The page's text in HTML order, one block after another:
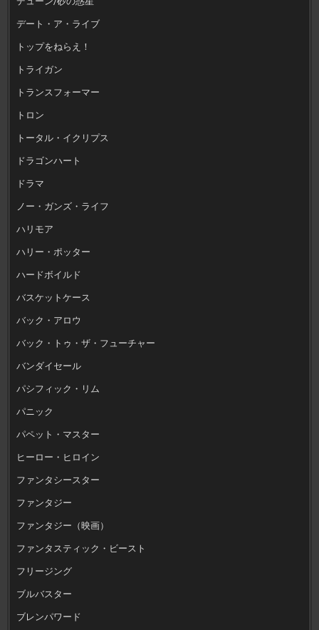
デート・ア・ライブ
トップをねらえ！
トライガン
トランスフォーマー
トロン
トータル・イクリプス
ドラゴンハート
ドラマ
ノー・ガンズ・ライフ
ハリモア
ハリー・ポッター
ハードボイルド
バスケットケース
バック・アロウ
バック・トゥ・ザ・フューチャー
バンダイセール
パシフィック・リム
パニック
パペット・マスター
ヒーロー・ヒロイン
ファンタシースター
ファンタジー
ファンタジー（映画）
ファンタスティック・ビースト
フリージング
ブルバスター
ブレンパワード